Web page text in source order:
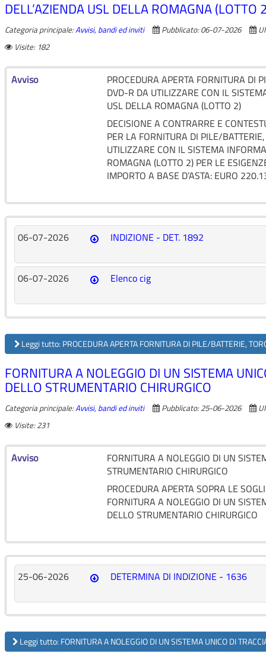
DELL’AZIENDA USL DELLA ROMAGNA (LOTTO
Categoria principale:Avvisi, bandi ed inviti Pubblicato: 06-07-2026
Visite: 182
Avviso
PROCEDURA APERTA FORNITURA DI
DVD-R DA UTILIZZARE CON IL
USL DELLA ROMAGNA (LOTTO 2)
DECISIONE A CONTRARRE E
PER LA FORNITURA DI PILE/
UTILIZZARE CON IL SISTEMA
ROMAGNA (LOTTO 2) PER LE
IMPORTO A BASE D’ASTA: EURO
06-07-2026 INDIZIONE - DET. 1892
06-07-2026 Elenco cig
Leggi tutto: PROCEDURA APERTA FORNITURA DI PILE/BATTERIE,
FORNITURA A NOLEGGIO DI UN SISTEMA
DELLO STRUMENTARIO CHIRURGICO
Categoria principale:Avvisi, bandi ed inviti Pubblicato: 25-06-2026
Visite: 231
Avviso
FORNITURA A NOLEGGIO DI UN
STRUMENTARIO CHIRURGICO
PROCEDURA APERTA SOPRA LE
FORNITURA A NOLEGGIO DI UN
DELLO STRUMENTARIO CHIRURGICO
25-06-2026 DETERMINA DI INDIZIONE - 1636
Leggi tutto: FORNITURA A NOLEGGIO DI UN SISTEMA UNICO DI